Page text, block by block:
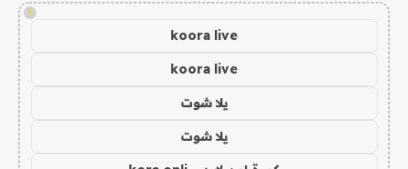
!
koora live
koora live
يلا شوت
يلا شوت